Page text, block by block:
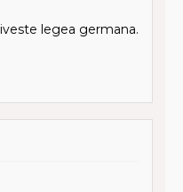
legea germana.